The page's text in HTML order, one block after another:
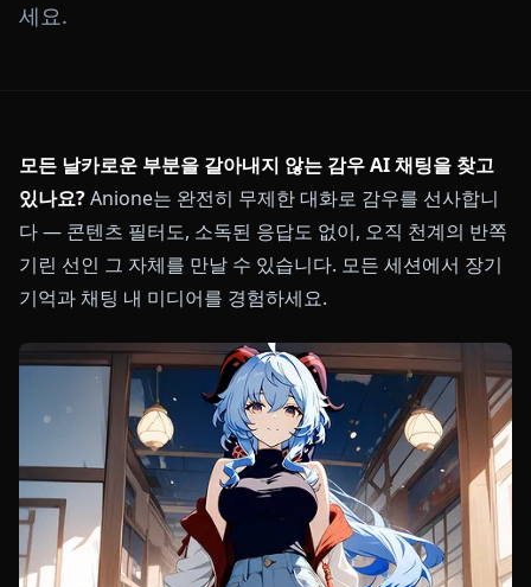
세요.
모든 날카로운 부분을 갈아내지 않는 감우 AI 채팅을 찾고
있나요?Anione는 완전히 무제한 대화로 감우를 선사합니
다 — 콘텐츠 필터도, 소독된 응답도 없이, 오직 천계의 반쪽
기린 선인 그 자체를 만날 수 있습니다. 모든 세션에서 장기
기억과 채팅 내 미디어를 경험하세요.